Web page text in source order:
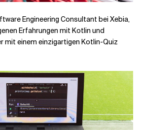
Engineering Consultant bei Xebia,
Erfahrungen mit Kotlin und
mit einem einzigartigen Kotlin-Quiz